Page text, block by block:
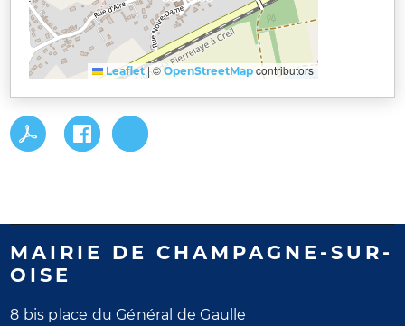
Leaflet |©OpenStreetMap contributors
MAIRIE DE CHAMPAGNE-SUR-
OISE
8 bis place du Général de Gaulle